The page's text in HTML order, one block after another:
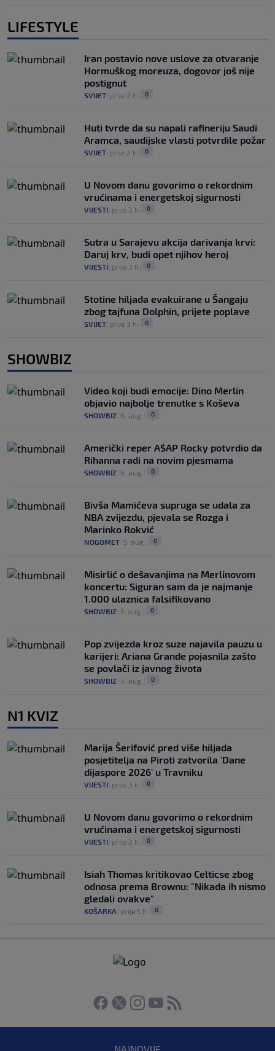
LIFESTYLE
Iran postavio nove uslove za otvaranje
Hormuškog moreuza, dogovor još nije
postignut
SVIJET prije 2 h 0
Huti tvrde da su napali rafineriju Saudi
Aramca, saudijske vlasti potvrdile požar
SVIJET prije 2 h 0
U Novom danu govorimo o rekordnim
vrućinama i energetskoj sigurnosti
VIJESTI prije 2 h 0
Sutra u Sarajevu akcija darivanja krvi:
Daruj krv, budi opet njihov heroj
VIJESTI prije 3 h 0
Stotine hiljada evakuirane u Šangaju
zbog tajfuna Dolphin, prijete poplave
SVIJET prije 3 h 0
SHOWBIZ
Video koji budi emocije: Dino Merlin
objavio najbolje trenutke s Koševa
SHOWBIZ 6. aug. 0
Američki reper A$AP Rocky potvrdio da
Rihanna radi na novim pjesmama
SHOWBIZ 6. aug. 0
Bivša Mamićeva supruga se udala za
NBA zvijezdu, pjevala se Rozga i
Marinko Rokvić
NOGOMET 5. aug. 0
Misirlić o dešavanjima na Merlinovom
koncertu: Siguran sam da je najmanje
1.000 ulaznica falsifikovano
SHOWBIZ 5. aug. 0
Pop zvijezda kroz suze najavila pauzu u
karijeri: Ariana Grande pojasnila zašto
se povlači iz javnog života
SHOWBIZ 4. aug. 0
N1 KVIZ
Marija Šerifović pred više hiljada
posjetitelja na Piroti zatvorila 'Dane
dijaspore 2026' u Travniku
VIJESTI prije 3 h 0
U Novom danu govorimo o rekordnim
vrućinama i energetskoj sigurnosti
VIJESTI prije 2 h 0
Isiah Thomas kritikovao Celticse zbog
odnosa prema Brownu: "Nikada ih nismo
gledali ovakve"
KOŠARKA prije 5 h 0